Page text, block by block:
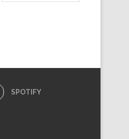
SPOTIFY